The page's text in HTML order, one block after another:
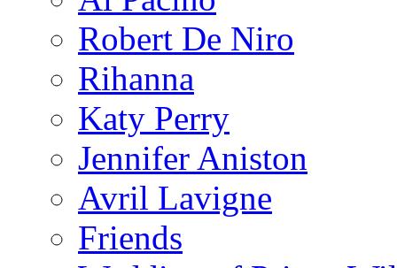
Robert De Niro
Rihanna
Katy Perry
Jennifer Aniston
Avril Lavigne
Friends